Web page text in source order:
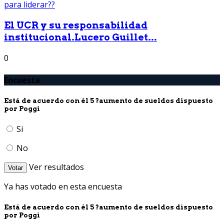
El UCR y su responsabilidad
institucional.Lucero Guillet...
0
Encuesta
Está de acuerdo con él 5 ?aumento de sueldos dispuesto
por Poggi
Si
No
Votar
Ver resultados
Ya has votado en esta encuesta
Está de acuerdo con él 5 ?aumento de sueldos dispuesto
por Poggi